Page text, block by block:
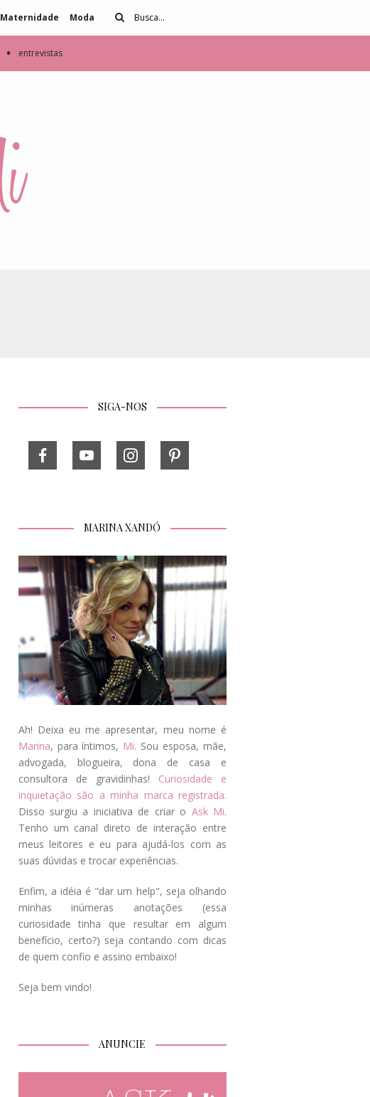
Maternidade Moda
• entrevistas
SIGA-NOS
MARINA XANDÓ
Ah! Deixa eu me apresentar, meu nome é
Marina, para íntimos, Mi. Sou esposa, mãe,
advogada, blogueira, dona de casa e
consultora de gravidinhas! Curiosidade e
inquietação são a minha marca registrada.
Disso surgiu a iniciativa de criar o Ask Mi.
Tenho um canal direto de interação entre
meus leitores e eu para ajudá-los com as
suas dúvidas e trocar experiências.
Enfim, a idéia é "dar um help", seja olhando
minhas inúmeras anotações (essa
curiosidade tinha que resultar em algum
benefício, certo?) seja contando com dicas
de quem confio e assino embaixo!
Seja bem vindo!
ANUNCIE